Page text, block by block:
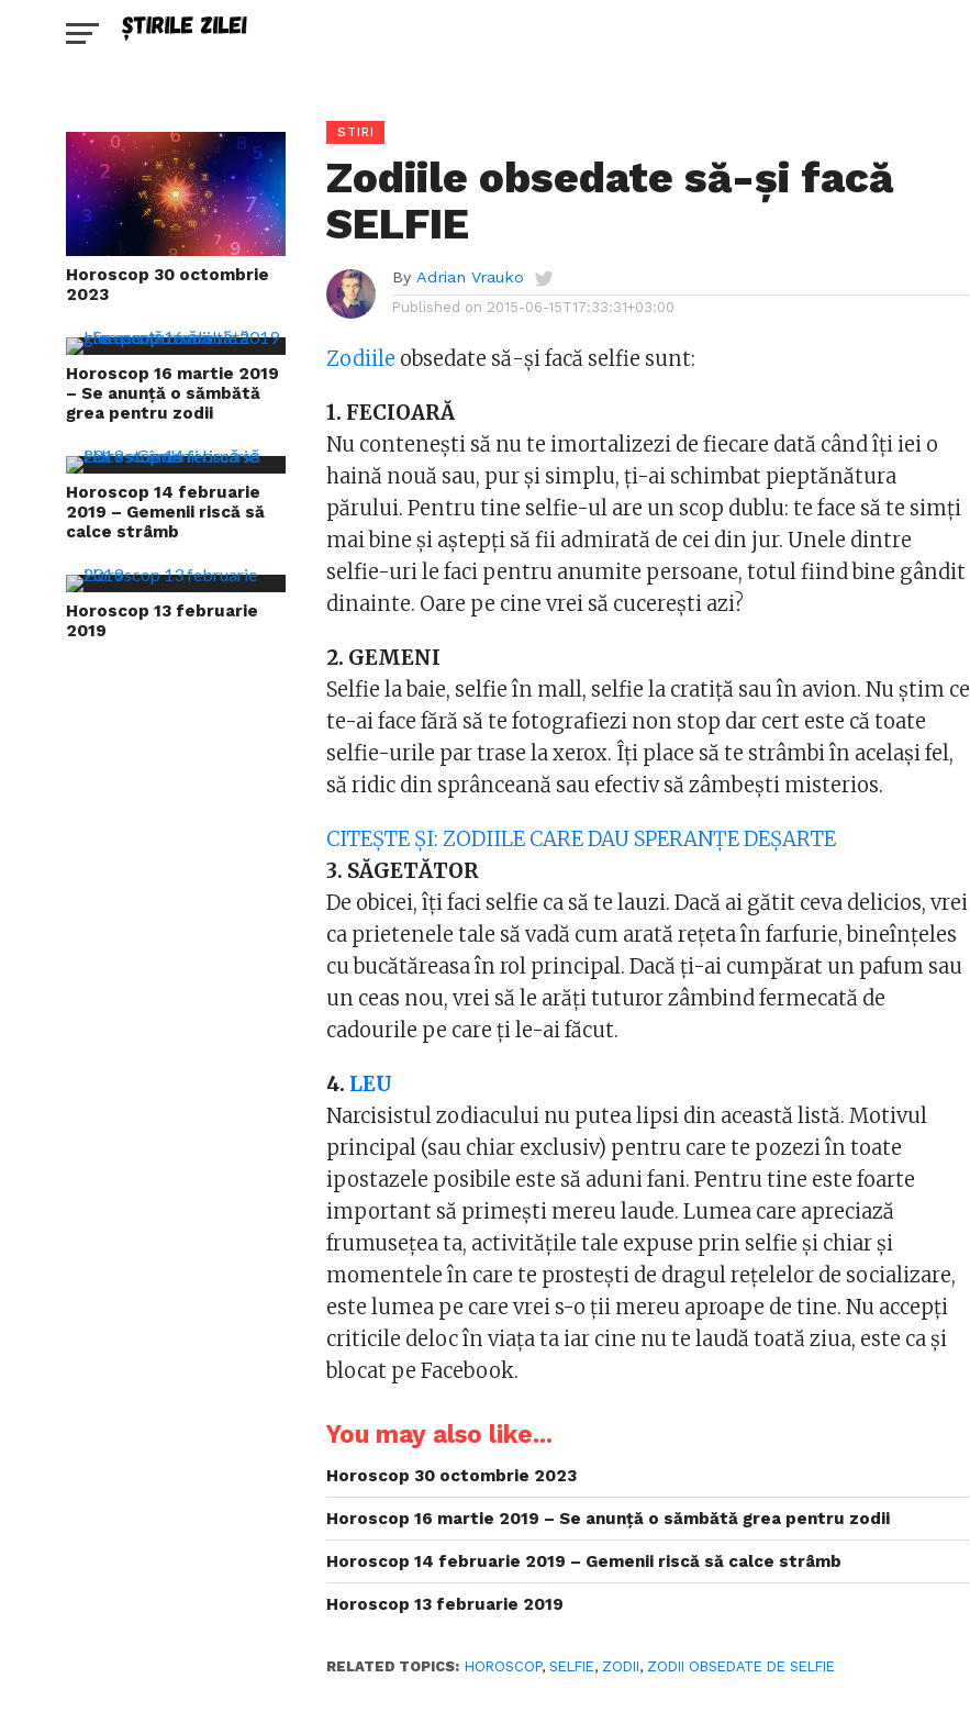
Horoscop 30 octombrie
2023
Horoscop 16 martie 2019
– Se anunță o sămbătă
grea pentru zodii
Horoscop 14 februarie
2019 – Gemenii riscă să
calce strâmb
Horoscop 13 februarie
2019
STIRI
Zodiile obsedate să-și facă
SELFIE
By Adrian Vrauko
Published on 2015-06-15T17:33:31+03:00
Zodiile obsedate să-și facă selfie sunt:
1. FECIOARĂ
Nu contenești să nu te imortalizezi de fiecare dată când îți iei o
haină nouă sau, pur și simplu, ți-ai schimbat pieptănătura
părului. Pentru tine selfie-ul are un scop dublu: te face să te simți
mai bine și aștepți să fii admirată de cei din jur. Unele dintre
selfie-uri le faci pentru anumite persoane, totul fiind bine gândit
dinainte. Oare pe cine vrei să cucerești azi?
2. GEMENI
Selfie la baie, selfie în mall, selfie la cratiță sau în avion. Nu știm ce
te-ai face fără să te fotografiezi non stop dar cert este că toate
selfie-urile par trase la xerox. Îți place să te strâmbi în același fel,
să ridic din sprânceană sau efectiv să zâmbești misterios.
CITEȘTE ȘI: ZODIILE CARE DAU SPERANȚE DEȘARTE
3. SĂGETĂTOR
De obicei, îți faci selfie ca să te lauzi. Dacă ai gătit ceva delicios, vrei
ca prietenele tale să vadă cum arată rețeta în farfurie, bineînțeles
cu bucătăreasa în rol principal. Dacă ți-ai cumpărat un pafum sau
un ceas nou, vrei să le arăți tuturor zâmbind fermecată de
cadourile pe care ți le-ai făcut.
4. LEU
Narcisistul zodiacului nu putea lipsi din această listă. Motivul
principal (sau chiar exclusiv) pentru care te pozezi în toate
ipostazele posibile este să aduni fani. Pentru tine este foarte
important să primești mereu laude. Lumea care apreciază
frumusețea ta, activitățile tale expuse prin selfie și chiar și
momentele în care te prostești de dragul rețelelor de socializare,
este lumea pe care vrei s-o ții mereu aproape de tine. Nu accepți
criticile deloc în viața ta iar cine nu te laudă toată ziua, este ca și
blocat pe Facebook.
You may also like...
Horoscop 30 octombrie 2023
Horoscop 16 martie 2019 – Se anunță o sămbătă grea pentru zodii
Horoscop 14 februarie 2019 – Gemenii riscă să calce strâmb
Horoscop 13 februarie 2019
RELATED TOPICS: HOROSCOP,SELFIE, ZODII, ZODII OBSEDATE DE SELFIE